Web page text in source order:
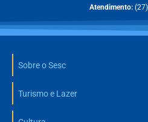
Atendimento:
Sobre o Sesc
Turismo e Lazer